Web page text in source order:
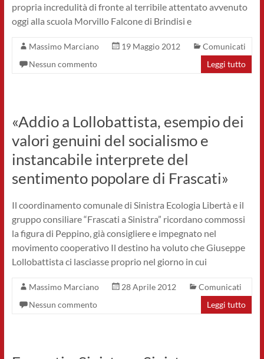
propria incredulità di fronte al terribile attentato avvenuto
oggi alla scuola Morvillo Falcone di Brindisi e
Massimo Marciano 19 Maggio 2012
Comunicati
Nessun commento
Leggi tutto
«Addio a Lollobattista, esempio dei
valori genuini del socialismo e
instancabile interprete del
sentimento popolare di Frascati»
Il coordinamento comunale di Sinistra Ecologia Libertà e il
gruppo consiliare “Frascati a Sinistra” ricordano commossi
la figura di Peppino, già consigliere e impegnato nel
movimento cooperativo Il destino ha voluto che Giuseppe
Lollobattista ci lasciasse proprio nel giorno in cui
Massimo Marciano 28 Aprile 2012
Comunicati
Nessun commento
Leggi tutto